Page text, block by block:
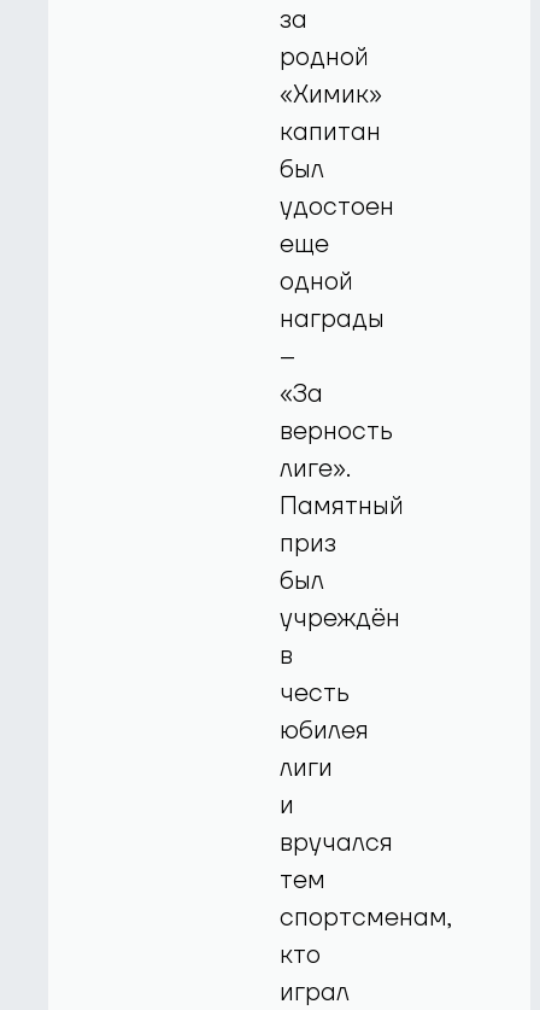
за
родной
«Химик»
капитан
был
удостоен
еще
одной
награды
–
«За
верность
лиге».
Памятный
приз
был
учреждён
в
честь
юбилея
лиги
и
вручался
тем
спортсменам,
кто
играл